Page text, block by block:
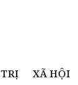
XÃ HỘI